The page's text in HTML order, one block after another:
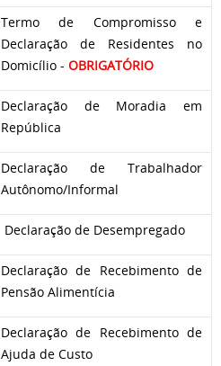
Termo de Compromisso e
Declaração de Residentes no
Domicílio - OBRIGATÓRIO
Declaração de Moradia em
República
Declaração de Trabalhador
Autônomo/Informal
Declaração de Desempregado
Declaração de Recebimento de
Pensão Alimentícia
Declaração de Recebimento de
Ajuda de Custo